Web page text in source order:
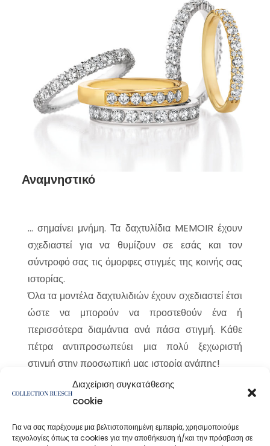
Διαχείριση συγκατάθεσης
cookie
Για να σας παρέχουμε μια βελτιστοποιημένη εμπειρία, χρησιμοποιούμε
τεχνολογίες όπως τα cookies για την αποθήκευση ή/και την πρόσβαση σε
Αναμνηστικό
... σημαίνει μνήμη. Τα δαχτυλίδια MEMOIR έχουν
σχεδιαστεί για να θυμίζουν σε εσάς και τον
σύντροφό σας τις όμορφες στιγμές της κοινής σας
ιστορίας.
Όλα τα μοντέλα δαχτυλιδιών έχουν σχεδιαστεί έτσι
ώστε να μπορούν να προστεθούν ένα ή
περισσότερα διαμάντια ανά πάσα στιγμή. Κάθε
πέτρα αντιπροσωπεύει μια πολύ ξεχωριστή
στιγμή στην προσωπική μας ιστορία αγάπης!